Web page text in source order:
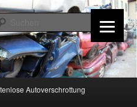
Autoverschrottung